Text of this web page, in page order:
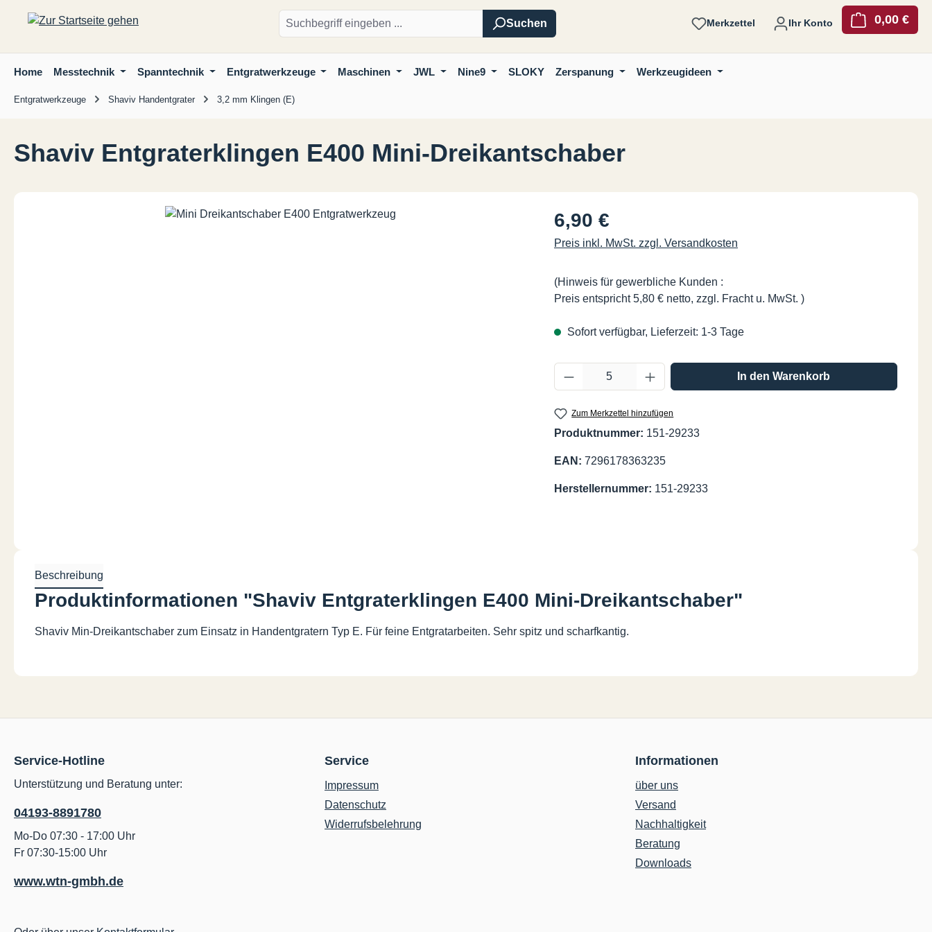
Hauptinhalt springen
Zur Suche springen
Zur Hauptnavigation springen
Suchen Merkzettel Ihr Konto 0,00 €
Home Messtechnik Spanntechnik Entgratwerkzeuge Maschinen JWL Nine9 SLOKY Zerspanung Werkzeugideen
Entgratwerkzeuge Shaviv Handentgrater 3,2 mm Klingen (E)
Shaviv Entgraterklingen E400 Mini-Dreikantschaber
Regulärer Preis:
6,90 €
Preis inkl. MwSt. zzgl. Versandkosten
(Hinweis für gewerbliche Kunden :
Preis entspricht 5,80 € netto, zzgl. Fracht u. MwSt. )
Sofort verfügbar, Lieferzeit: 1-3 Tage
Produkt Anzahl: Gib den gewünschten Wert ein
In den Warenkorb
Zum Merkzettel hinzufügen
Produktnummer: 151-29233
EAN: 7296178363235
Herstellernummer: 151-29233
Beschreibung
Produktinformationen "Shaviv Entgraterklingen E400 Mini-Dreikantschaber"
Shaviv Min-Dreikantschaber zum Einsatz in Handentgratern Typ E. Für feine Entgratarbeiten. Sehr spitz und scharfkantig.
Service-Hotline
Unterstützung und Beratung unter:
04193-8891780
Mo-Do 07:30 - 17:00 Uhr
Fr 07:30-15:00 Uhr
www.wtn-gmbh.de
Service
Impressum
Datenschutz
Widerrufsbelehrung
Informationen
über uns
Versand
Nachhaltigkeit
Beratung
Downloads